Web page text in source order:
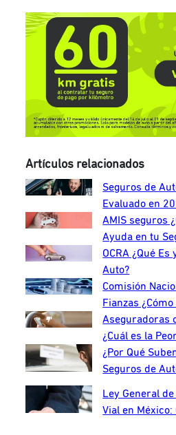
Artículos relacionados
Seguros de
Evaluado en
AMIS seguros
Ayuda en tu
OCRA ¿Qué
Auto?
Comisión
Fianzas
Aseguradoras
¿Cuál es la
¿Por Qué
Seguros de
Ley General
Vial en México: